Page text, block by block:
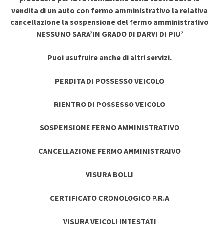
vendita di un auto con fermo amministrativo la relativa
cancellazione la sospensione del fermo amministrativo
NESSUNO SARA’IN GRADO DI DARVI DI PIU’
Puoi usufruire anche di altri servizi.
PERDITA DI POSSESSO VEICOLO
RIENTRO DI POSSESSO VEICOLO
SOSPENSIONE FERMO AMMINISTRATIVO
CANCELLAZIONE FERMO AMMINISTRAIVO
VISURA BOLLI
CERTIFICATO CRONOLOGICO P.R.A
VISURA VEICOLI INTESTATI